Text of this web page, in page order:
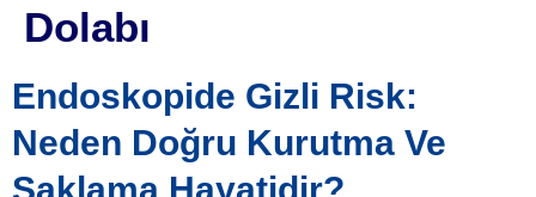
Dolabı
Endoskopide Gizli Risk:
Neden Doğru Kurutma Ve